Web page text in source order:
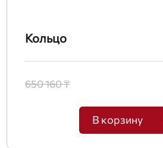
Кольцо
650 160 ₸
В корзину